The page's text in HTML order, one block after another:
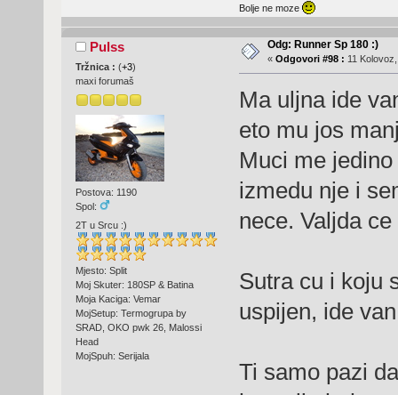
Bolje ne moze
Pulss
Tržnica : (+3)
maxi forumaš
Postova: 1190
Spol:
2T u Srcu :)
Mjesto: Split
Moj Skuter: 180SP & Batina
Moja Kaciga: Vemar
MojSetup: Termogrupa by
SRAD, OKO pwk 26, Malossi
Head
MojSpuh: Serijala
Odg: Runner Sp 180 :)
« Odgovori #98 : 11
Ma uljna ide
eto mu jos
Muci me
izmedu nje i
nece. Valjda
Sutra cu i koju
uspijen, ide
Ti samo pazi